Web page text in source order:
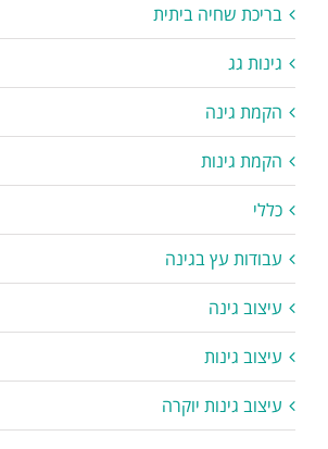
בריכת שחיה ביתית
גינות גג
הקמת גינה
הקמת גינות
כללי
עבודות עץ בגינה
עיצוב גינה
עיצוב גינות
עיצוב גינות יוקרה